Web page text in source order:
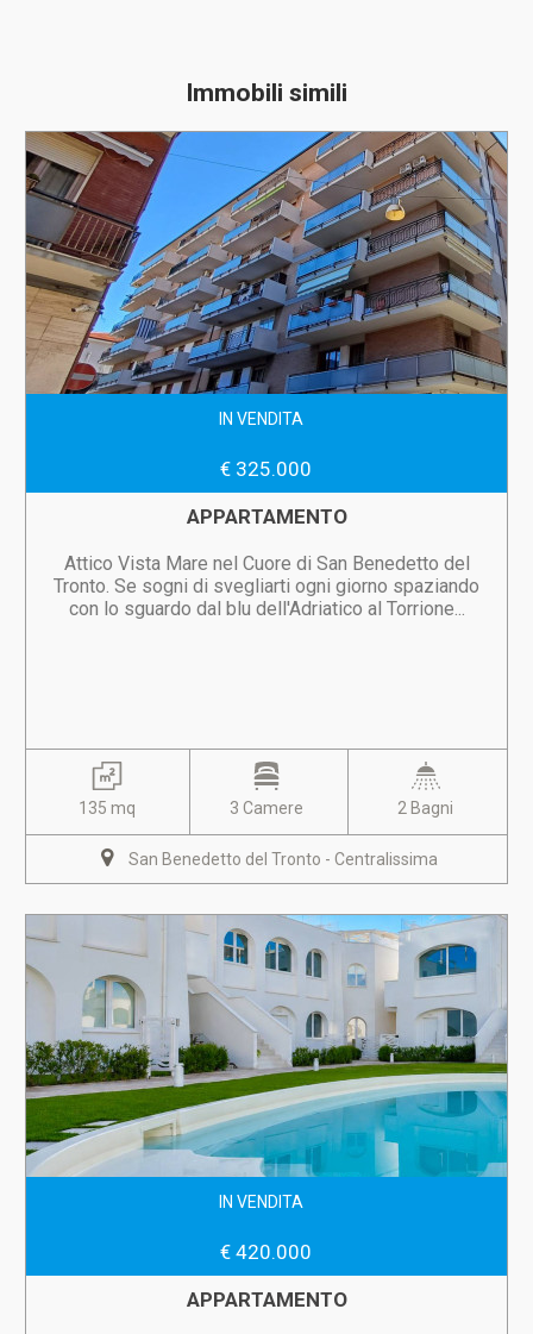
Immobili simili
IN VENDITA
€ 325.000
APPARTAMENTO
Attico Vista Mare nel Cuore di San Benedetto del
Tronto. Se sogni di svegliarti ogni giorno spaziando
con lo sguardo dal blu dell'Adriatico al Torrione...
135 mq 3 Camere 2 Bagni
San Benedetto del Tronto - Centralissima
IN VENDITA
€ 420.000
APPARTAMENTO